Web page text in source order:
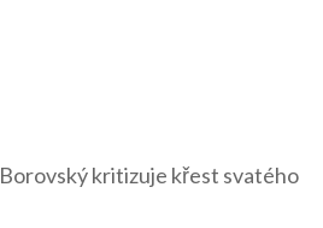
Borovský kritizuje křest svatého